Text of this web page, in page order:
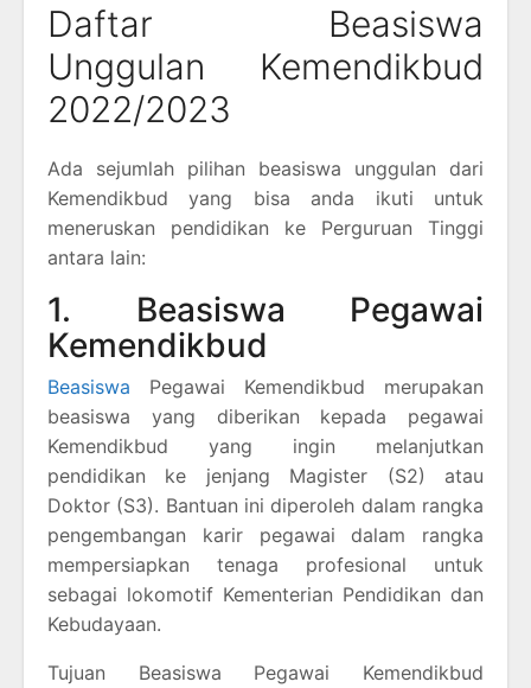
Daftar Beasiswa
Unggulan Kemendikbud
2022/2023
Ada sejumlah pilihan beasiswa unggulan dari
Kemendikbud yang bisa anda ikuti untuk
meneruskan pendidikan ke Perguruan Tinggi
antara lain:
1. Beasiswa Pegawai
Kemendikbud
Beasiswa Pegawai Kemendikbud merupakan
beasiswa yang diberikan kepada pegawai
Kemendikbud yang ingin melanjutkan
pendidikan ke jenjang Magister (S2) atau
Doktor (S3). Bantuan ini diperoleh dalam rangka
pengembangan karir pegawai dalam rangka
mempersiapkan tenaga profesional untuk
sebagai lokomotif Kementerian Pendidikan dan
Kebudayaan.
Tujuan Beasiswa Pegawai Kemendikbud